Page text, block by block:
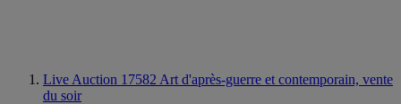
Live Auction 17582 Art d'après-guerre et contemporain, vente
du soir